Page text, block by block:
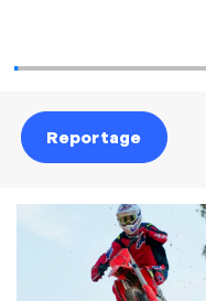
Reportage